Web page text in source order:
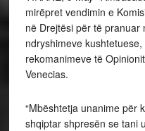
mirëpret vendimin e
në Drejtësi për të
ndryshimeve
rekomanimeve të
Venecias.
“Mbështetja unanime për
shqiptar shpresën se tani